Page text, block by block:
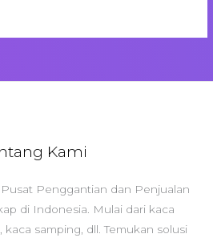
Kami
Penggantian dan Penjualan
di Indonesia. Mulai dari kaca
samping, dll. Temukan solusi